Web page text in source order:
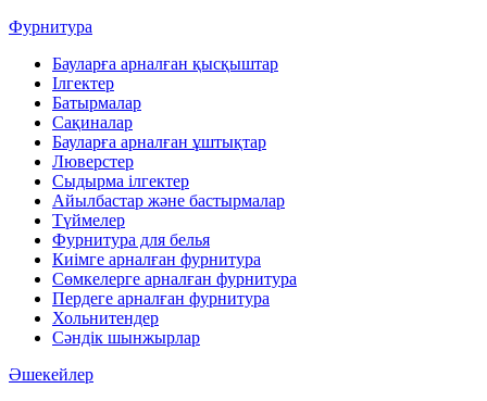
Фурнитура
Бауларға арналған қысқыштар
Ілгектер
Батырмалар
Сақиналар
Бауларға арналған ұштықтар
Люверстер
Сыдырма ілгектер
Айылбастар және бастырмалар
Түймелер
Фурнитура для белья
Киімге арналған фурнитура
Сөмкелерге арналған фурнитура
Пердеге арналған фурнитура
Хольнитендер
Сәндік шынжырлар
Әшекейлер